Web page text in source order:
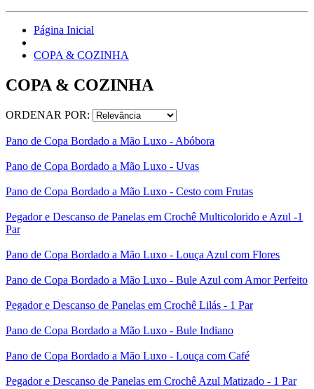
Página Inicial
COPA & COZINHA
COPA & COZINHA
ORDENAR POR:
Pano de Copa Bordado a Mão Luxo - Abóbora
Pano de Copa Bordado a Mão Luxo - Uvas
Pano de Copa Bordado a Mão Luxo - Cesto com Frutas
Pegador e Descanso de Panelas em Crochê Multicolorido e Azul -1
Par
Pano de Copa Bordado a Mão Luxo - Louça Azul com Flores
Pano de Copa Bordado a Mão Luxo - Bule Azul com Amor Perfeito
Pegador e Descanso de Panelas em Crochê Lilás - 1 Par
Pano de Copa Bordado a Mão Luxo - Bule Indiano
Pano de Copa Bordado a Mão Luxo - Louça com Café
Pegador e Descanso de Panelas em Crochê Azul Matizado - 1 Par